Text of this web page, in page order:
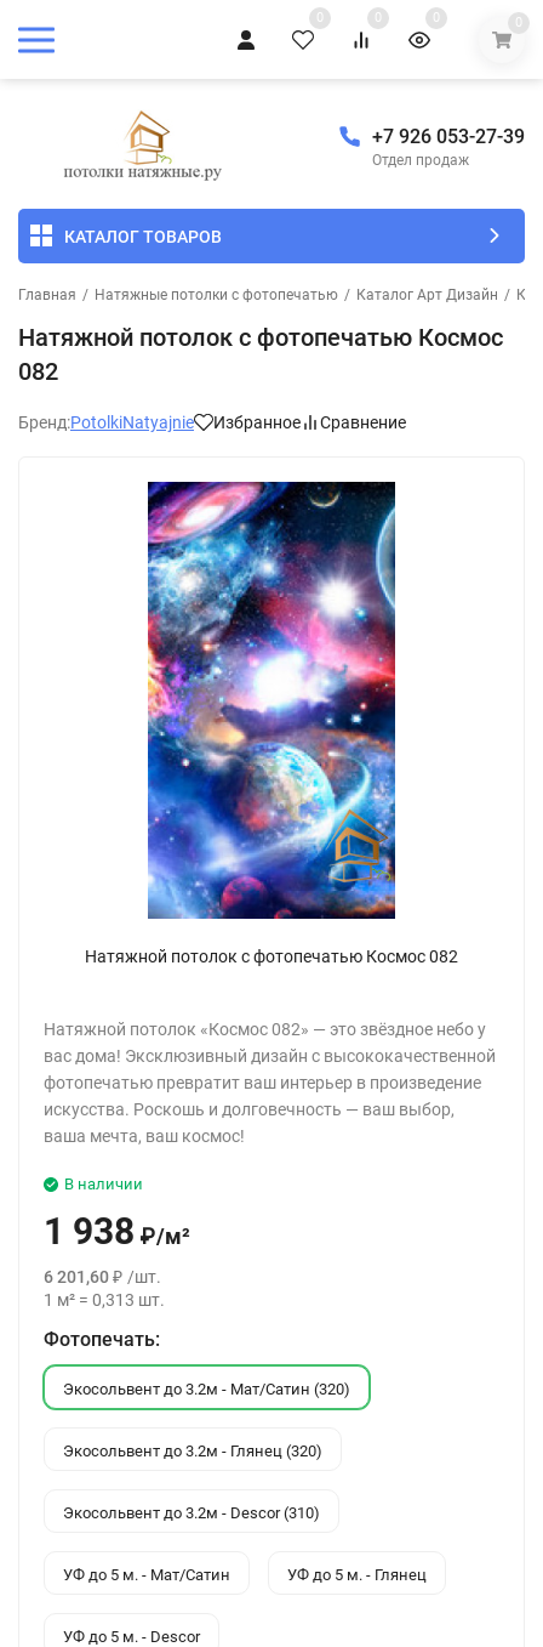
0 0 0 0
+7 926 053-27-39
Отдел продаж
КАТАЛОГ ТОВАРОВ
Главная / Натяжные потолки с фотопечатью / Каталог Арт Дизайн /
Натяжной потолок с фотопечатью Космос
082
Бренд:PotolkiNatyajnie Избранное Сравнение
Натяжной потолок с фотопечатью Космос 082
Натяжной потолок «Космос 082» — это звёздное небо у
вас дома! Эксклюзивный дизайн с высококачественной
фотопечатью превратит ваш интерьер в произведение
искусства. Роскошь и долговечность — ваш выбор,
ваша мечта, ваш космос!
В наличии
1 938 ₽/м²
6 201,60₽ /шт.
1 м² = 0,313 шт.
Фотопечать:
Экосольвент до 3.2м - Мат/Сатин (320)
Экосольвент до 3.2м - Глянец (320)
Экосольвент до 3.2м - Descor (310)
УФ до 5 м. - Мат/Сатин УФ до 5 м. - Глянец
УФ до 5 м. - Descor